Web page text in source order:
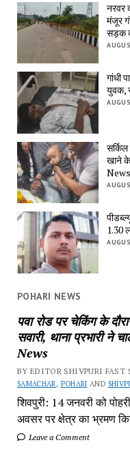
नरवर
मंजूर
सड़क
गांधी
युवक,
खाने
News
1.30
POHARI NEWS
पवा रोड पर चेकिंग के
सवारी, थाना प्रभारी
News
BY EDITOR SHIVPURI FAST
SAMACHAR , POHARI AND
शिवपुरी: 14 जनवरी को
अवसर पर क्षेत्र का भ्रमण
Leave a Comment